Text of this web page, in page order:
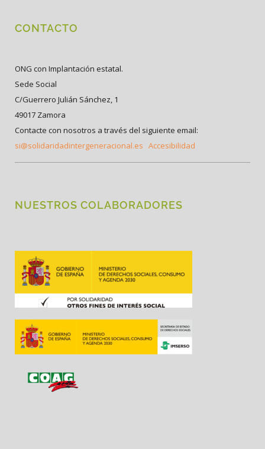
CONTACTO
ONG con Implantación estatal.
Sede Social
C/Guerrero Julián Sánchez, 1
49017 Zamora
Contacte con nosotros a través del siguiente email:
si@solidaridadintergeneracional.es Accesibilidad
NUESTROS COLABORADORES